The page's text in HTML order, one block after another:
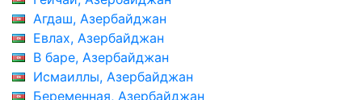
Агдаш, Азербайджан
Евлах, Азербайджан
В баре, Азербайджан
Исмаиллы, Азербайджан
Беременная, Азербайджан